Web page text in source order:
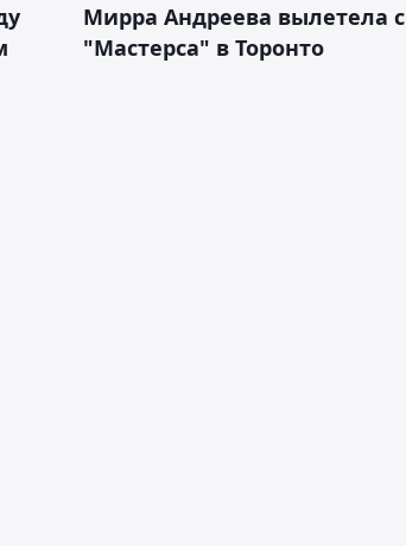
Мирра Андреева вылетела с
"Мастерса" в Торонто